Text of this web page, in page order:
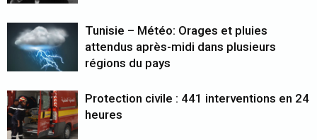
Tunisie – Météo: Orages et pluies
attendus après-midi dans plusieurs
régions du pays
Protection civile : 441 interventions en 24
heures